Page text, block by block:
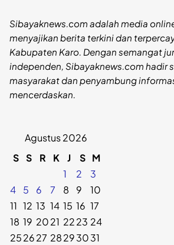
Sibayaknews.com adalah media
menyajikan berita terkini dan
Kabupaten Karo. Dengan semangat
independen, Sibayaknews.com hadir
masyarakat dan penyambung
mencerdaskan.
Agustus 2026
S S R K J S M
1
2
3
4
5 6 7 8 9
10
11 12 13 14 15 16 17
18 19 2021 2223 24
252627 28293031